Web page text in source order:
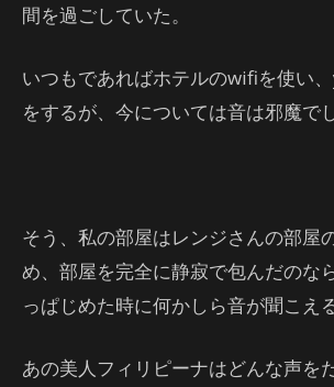
間を過ごしていた。
いつもであればホテルのwifiを使い
をするが、今については音は邪魔で
そう、私の部屋はレンジさんの部屋
め、部屋を完全に静寂で包んだのな
っぱじめた時に何かしら音が聞こえ
あの美人フィリピーナはどんな声を